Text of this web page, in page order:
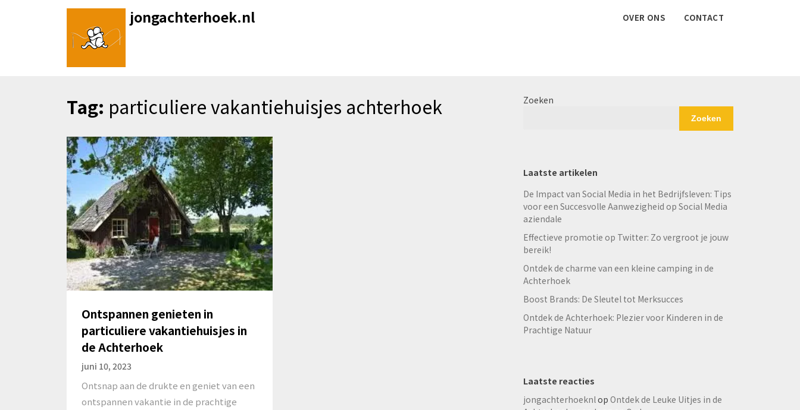
jongachterhoek.nl OVER ONS CONTACT
Tag: particuliere vakantiehuisjes achterhoek
Ontspannen genieten in
particuliere vakantiehuisjes in
de Achterhoek
juni 10, 2023
Ontsnap aan de drukte en geniet van een
ontspannen vakantie in de prachtige
Zoeken
Zoeken
Laatste artikelen
De Impact van Social Media in het Bedrijfsleven: Tips
voor een Succesvolle Aanwezigheid op Social Media
aziendale
Effectieve promotie op Twitter: Zo vergroot je jouw
bereik!
Ontdek de charme van een kleine camping in de
Achterhoek
Boost Brands: De Sleutel tot Merksucces
Ontdek de Achterhoek: Plezier voor Kinderen in de
Prachtige Natuur
Laatste reacties
jongachterhoeknlop Ontdek de Leuke Uitjes in de